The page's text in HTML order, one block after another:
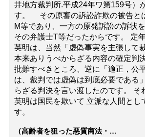
井地方裁判所.平成24年ワ第159号）
す。 その原審の訴訟詐欺の被告と
M等であり、一方の原発訴訟の訴状
その弁護士T等だったからです。 定
英明は、当然「虚偽事実を主張して
本来ありうべからざる内容の確定判
批難すべきところ、逆に「適正，公
は、裁判では虚偽は到底必要であ
らざる判決を言い渡したのです。 そ
英明は国民を欺いて 立派な人間とし
す。
（高齢者を狙った悪質商法・訪